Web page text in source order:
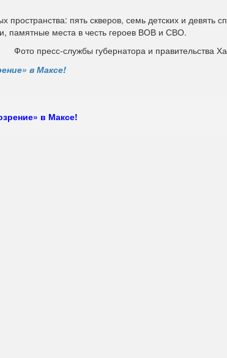
пять скверов, семь детских и девять
памятные места в честь героев ВОВ и СВО.
Фото пресс-службы губернатора и правительства
в Максе!
в Максе!